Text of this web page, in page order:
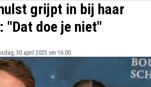
grijpt in bij haar
"Dat doe je niet"
30 april 2025 om 16:00